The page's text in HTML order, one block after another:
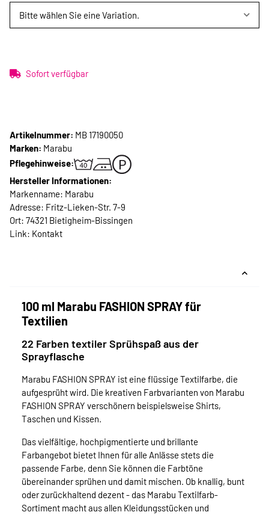
Bitte wählen Sie eine Variation.
Sofort verfügbar
Artikelnummer: MB 17190050
Marken: Marabu
Pflegehinweise:
Hersteller Informationen:
Markenname: Marabu
Adresse: Fritz-Lieken-Str. 7-9
Ort: 74321 Bietigheim-Bissingen
Link: Kontakt
100 ml Marabu FASHION SPRAY für
Textilien
22 Farben textiler Sprühspaß aus der
Sprayflasche
Marabu FASHION SPRAY ist eine flüssige Textilfarbe, die
aufgesprüht wird. Die kreativen Farbvarianten von Marabu
FASHION SPRAY verschönern beispielsweise Shirts,
Taschen und Kissen.
Das vielfältige, hochpigmentierte und brillante
Farbangebot bietet Ihnen für alle Anlässe stets die
passende Farbe, denn Sie können die Farbtöne
übereinander sprühen und damit mischen. Ob knallig, bunt
oder zurückhaltend dezent - das Marabu Textilfarb-
Sortiment macht aus allen Kleidungsstücken und